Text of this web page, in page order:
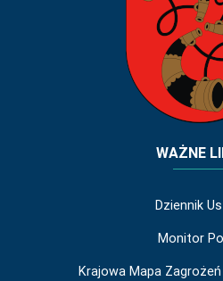
WAŻNE
Dziennik
Monitor
Krajowa Mapa